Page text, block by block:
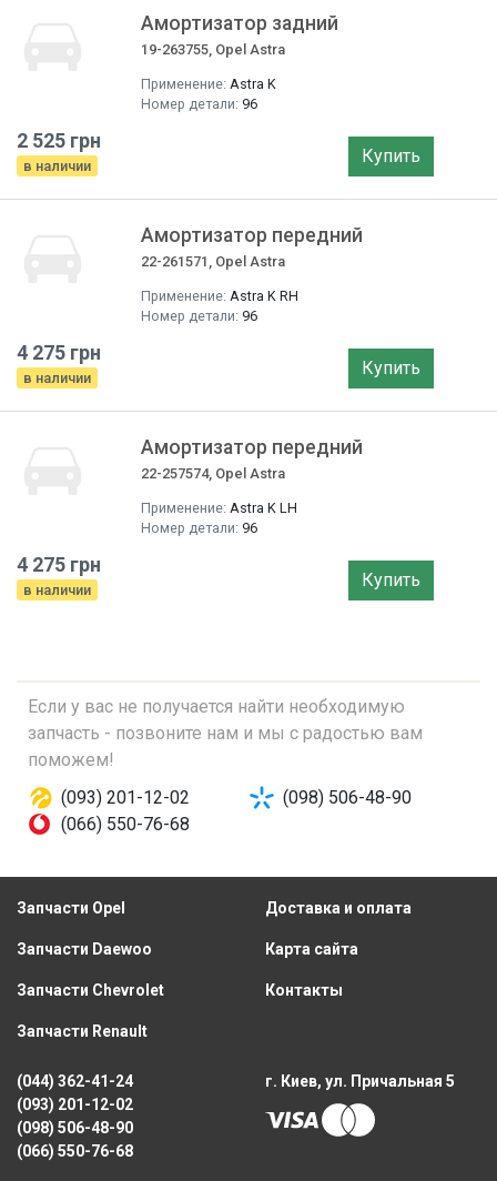
Амортизатор задний
19-263755, Opel Astra
Применение: Astra K
Номер детали: 96
2 525 грн
в наличии Купить
Амортизатор передний
22-261571, Opel Astra
Применение: Astra K RH
Номер детали: 96
4 275 грн
в наличии Купить
Амортизатор передний
22-257574, Opel Astra
Применение: Astra K LH
Номер детали: 96
4 275 грн
в наличии Купить
Если у вас не получается найти необходимую
запчасть - позвоните нам и мы с радостью вам
поможем!
(093) 201-12-02
(098) 506-48-90
(066) 550-76-68
Запчасти Opel
Запчасти Daewoo
Запчасти Chevrolet
Запчасти Renault
Доставка и оплата
Карта сайта
Контакты
(044) 362-41-24
(093) 201-12-02
(098) 506-48-90
(066) 550-76-68
г. Киев, ул. Причальная 5